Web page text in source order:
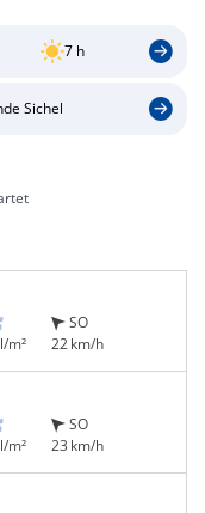
7 h
Sichel
m²
SO
22 km/h
m²
SO
23 km/h